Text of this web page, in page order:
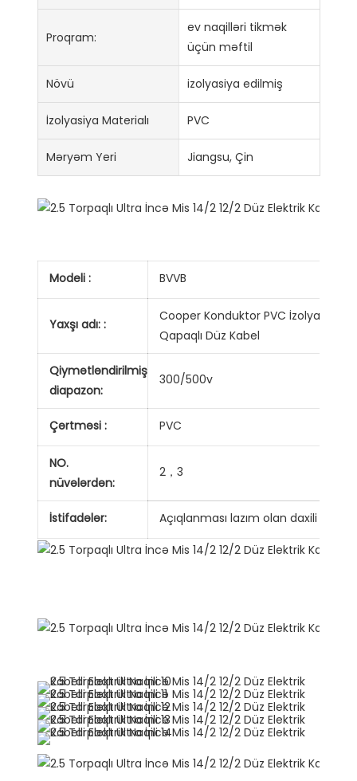
Proqram:
ev naqilləri tikmək
üçün məftil
Növü izolyasiya edilmiş
İzolyasiya Materialı PVC
Məryəm Yeri Jiangsu, Çin
Modeli : BVVB
Yaxşı adı: :
Cooper Konduktor PVC İzolyasiyalı
Qapaqlı Düz ​​Kabel
Qiymətləndirilmiş
diapazon:
300/500v
Çərtməsi : PVC
NO.
nüvələrdən:
2，3
İstifadələr: Açıqlanması lazım olan daxili